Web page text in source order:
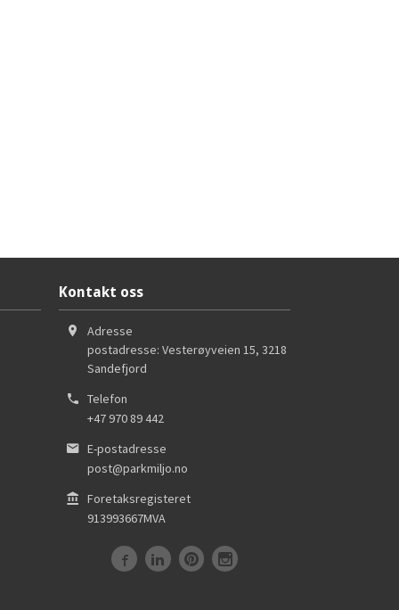
Kontakt oss
Adresse
postadresse: Vesterøyveien 15, 3218
Sandefjord
Telefon
+47 970 89 442
E-postadresse
post@parkmiljo.no
Foretaksregisteret
913993667MVA